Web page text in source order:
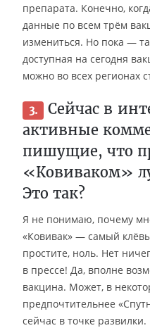
препарата. Конечно,
данные по всем трём
измениться. Но пока —
доступная на сегодня
можно во всех регионах
3.
Сейчас в
активные
пишущие, что
«Ковиваком»
Это так?
Я не понимаю, почему
«Ковивак» — самый
простите, ноль. Нет
в прессе! Да, вполне
вакцина. Может, в
предпочтительнее
сейчас в точке